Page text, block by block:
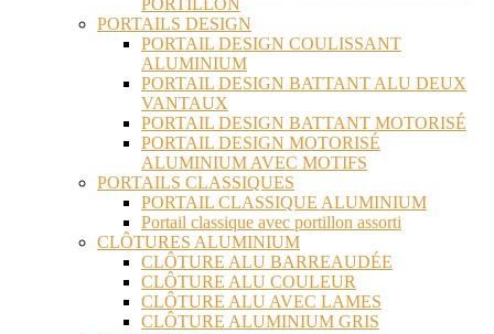
PORTAILS DESIGN
PORTAIL DESIGN COULISSANT
ALUMINIUM
PORTAIL DESIGN BATTANT ALU DEUX
VANTAUX
PORTAIL DESIGN BATTANT MOTORISÉ
PORTAIL DESIGN MOTORISÉ
ALUMINIUM AVEC MOTIFS
PORTAILS CLASSIQUES
PORTAIL CLASSIQUE ALUMINIUM
Portail classique avec portillon assorti
CLÔTURES ALUMINIUM
CLÔTURE ALU BARREAUDÉE
CLÔTURE ALU COULEUR
CLÔTURE ALU AVEC LAMES
CLÔTURE ALUMINIUM GRIS